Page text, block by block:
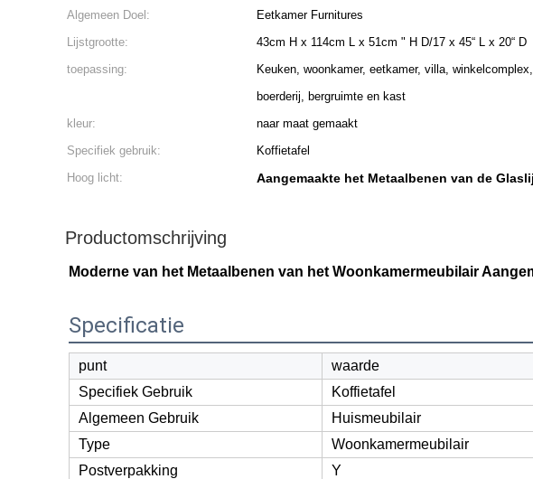
Algemeen Doel: Eetkamer Furnitures
Lijstgrootte:
43cm H x 114cm L x 51cm " H D/17 x 45“ L x 20“ D
toepassing:
Keuken, woonkamer, eetkamer, villa,
boerderij, bergruimte en kast
kleur: naar maat gemaakt
Specifiek gebruik:
Koffietafel
Hoog licht:
Aangemaakte het Metaalbenen van de
Productomschrijving
Moderne van het Metaalbenen van het Woonkamermeubilair
Specificatie
punt
waarde
Specifiek Gebruik
Koffietafel
Algemeen Gebruik
Huismeubilair
Type
Woonkamermeubilair
Postverpakking
Y